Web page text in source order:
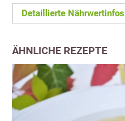
Detaillierte Nährwertinfos
ÄHNLICHE REZEPTE